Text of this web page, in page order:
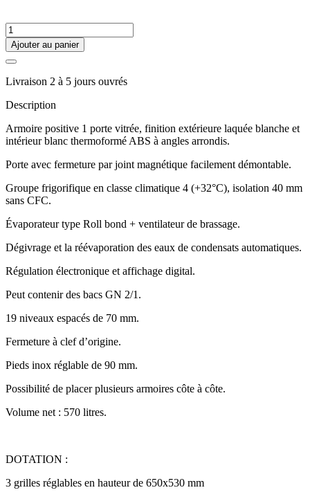
Ajouter au panier
Livraison 2 à 5 jours ouvrés
Description
Armoire positive 1 porte vitrée, finition extérieure laquée blanche et
intérieur blanc thermoformé ABS à angles arrondis.
Porte avec fermeture par joint magnétique facilement démontable.
Groupe frigorifique en classe climatique 4 (+32°C), isolation 40 mm
sans CFC.
Évaporateur type Roll bond + ventilateur de brassage.
Dégivrage et la réévaporation des eaux de condensats automatiques.
Régulation électronique et affichage digital.
Peut contenir des bacs GN 2/1.
19 niveaux espacés de 70 mm.
Fermeture à clef d’origine.
Pieds inox réglable de 90 mm.
Possibilité de placer plusieurs armoires côte à côte.
Volume net : 570 litres.
DOTATION :
3 grilles réglables en hauteur de 650x530 mm